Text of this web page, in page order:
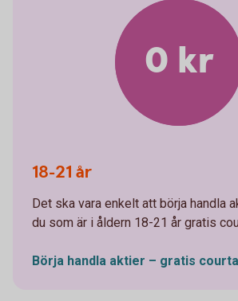
0 kr
18-21 år
Det ska vara enkelt att börja handla
du som är i åldern 18-21 år gratis
Börja handla aktier – gratis